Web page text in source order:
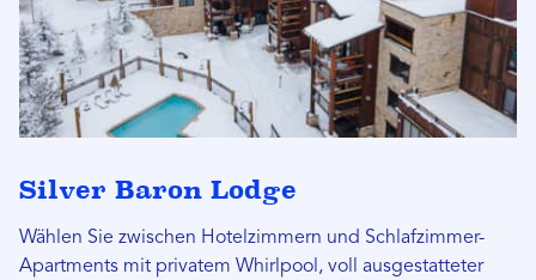
Silver Baron Lodge
Wählen Sie zwischen Hotelzimmern und Schlafzimmer-
Apartments mit privatem Whirlpool, voll ausgestatteter